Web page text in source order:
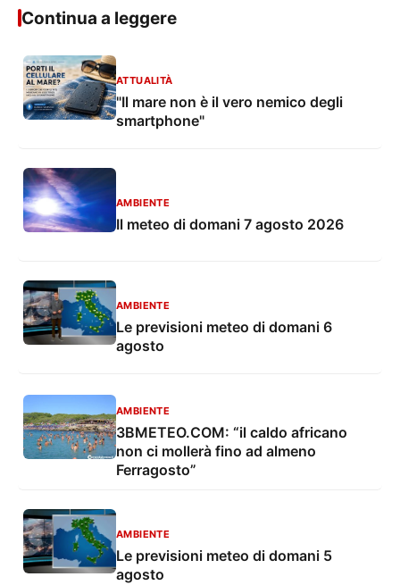
Continua a leggere
ATTUALITÀ
"Il mare non è il vero nemico degli
smartphone"
AMBIENTE
Il meteo di domani 7 agosto 2026
AMBIENTE
Le previsioni meteo di domani 6
agosto
AMBIENTE
3BMETEO.COM: “il caldo africano
non ci mollerà fino ad almeno
Ferragosto”
AMBIENTE
Le previsioni meteo di domani 5
agosto